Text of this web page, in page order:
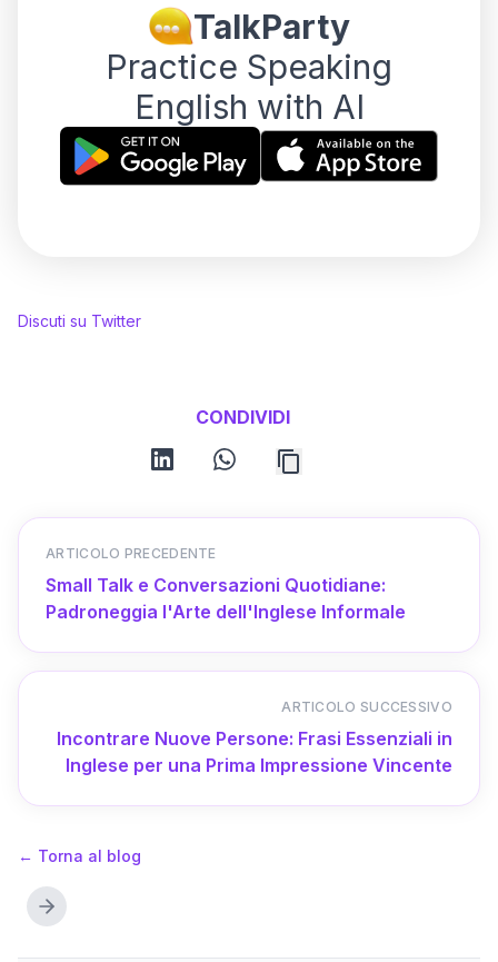
TalkParty
Practice Speaking
English with AI
Discuti su Twitter
CONDIVIDI
linkedin whatsapp
ARTICOLO PRECEDENTE
Small Talk e Conversazioni Quotidiane:
Padroneggia l'Arte dell'Inglese Informale
ARTICOLO SUCCESSIVO
Incontrare Nuove Persone: Frasi Essenziali in
Inglese per una Prima Impressione Vincente
← Torna al blog